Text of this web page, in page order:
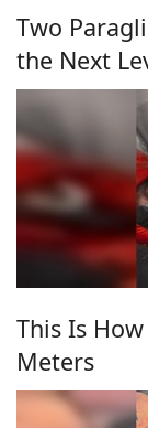
Two
the Next
This Is
Meters